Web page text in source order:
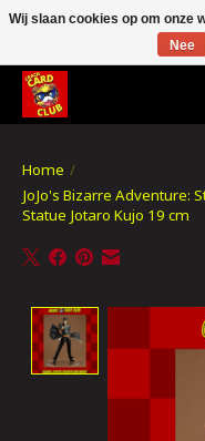
CRACH CARD CLUB , The best
Home /
JoJo's Bizarre Adventure:
Statue Jotaro Kujo 19 cm
Product
Wij slaan cookies op om onze
Nee